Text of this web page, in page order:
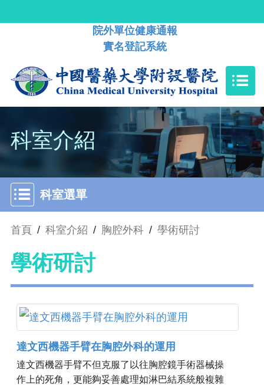
院外單位健康通報
實名登記系統
科室介紹
科室選單
首頁 / 科室介紹 / 胸腔外科 / 學術研討
學術研討
達文西機器手臂在胸腔外科的運用
達文西機器手臂不但克服了以往胸腔鏡手術器械操
作上的死角，更能夠妥善處理如淋巴結系統般複雜